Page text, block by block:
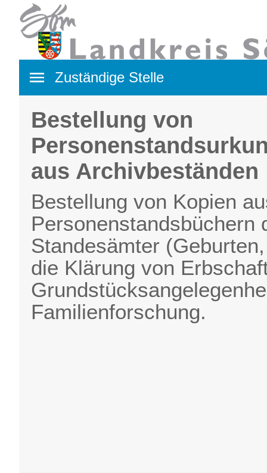
Zuständige Stelle
Bestellung von
aus Archivbeständen
Bestellung von Kopien
Personenstandsbüchern
Standesämter
die Klärung von
Familienforschung.